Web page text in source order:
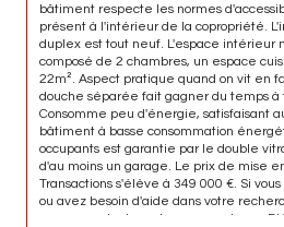
bâtiment respecte les normes
présent à l'intérieur de la copropriété.
duplex est tout neuf. L'espace intérieur
composé de 2 chambres, un espace
22m². Aspect pratique quand on vit en
douche séparée fait gagner du temps à
Consomme peu d'énergie, satisfaisant
bâtiment à basse consommation
occupants est garantie par le double
d'au moins un garage. Le prix de mise
Transactions s'élève à 349 000 €. Si
ou avez besoin d'aide dans votre
pouvez contacter votre agence Immo Dl